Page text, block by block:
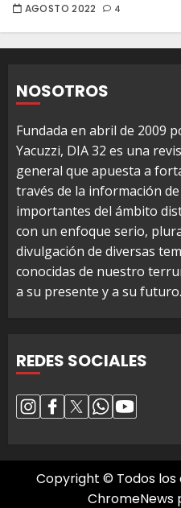
AGOSTO 2022 4
NOSOTROS
Fundada en abril de 2009
Yacuzzi, DIA 32 es una
general que apuesta a
través de la información
importantes del ámbito
con un enfoque serio,
divulgación de diversas
conocidas de nuestro
a su presente y a su futuro.
REDES SOCIALES
Copyright © Todos
ChromeNews